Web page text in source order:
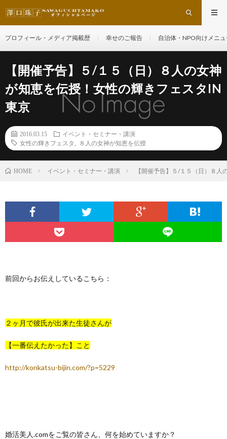
プロフィール・メディア掲載歴 幸せのご報告 自治体・NPO向けメニ
【開催予告】５/１５（日）８人の女神
が知恵を伝授！女性の輝きフェスタIN
東京
2016.03.15
イベント・セミナー・講演
女性の輝きフェスタ
８人の女神が知恵を伝授
HOME イベント・セミナー・講演 【開催予告】５/１５（日）８
前回からお伝えしているこちら：
２ヶ月で彼氏が出来た生徒さんが
【一番伝えたかった】こと
http://konkatsu-bijin.com/?p=5229
婚活美人.comをご覧の皆さん、何を始めていますか？